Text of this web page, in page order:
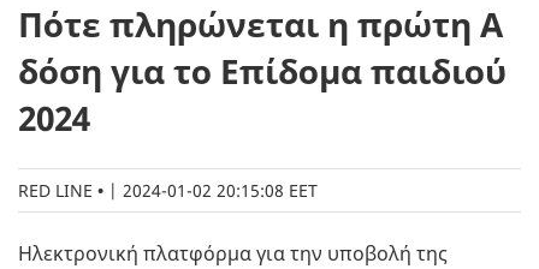
Πότε πληρώνεται η πρώτη Α
δόση για το Επίδομα παιδιού
2024
RED LINE | 2024-01-02 20:15:08 EET
Ηλεκτρονική πλατφόρμα για την υποβολή της